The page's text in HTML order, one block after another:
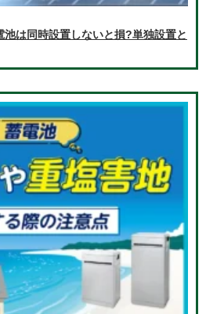
は同時設置しないと損?単独設置と